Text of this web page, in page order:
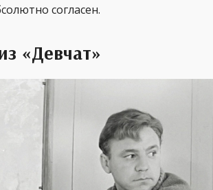
согласен.
«Девчат»